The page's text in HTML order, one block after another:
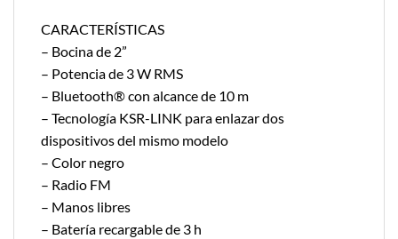
CARACTERÍSTICAS
– Bocina de 2”
– Potencia de 3 W RMS
– Bluetooth® con alcance de 10 m
– Tecnología KSR-LINK para enlazar dos
dispositivos del mismo modelo
– Color negro
– Radio FM
– Manos libres
– Batería recargable de 3 h